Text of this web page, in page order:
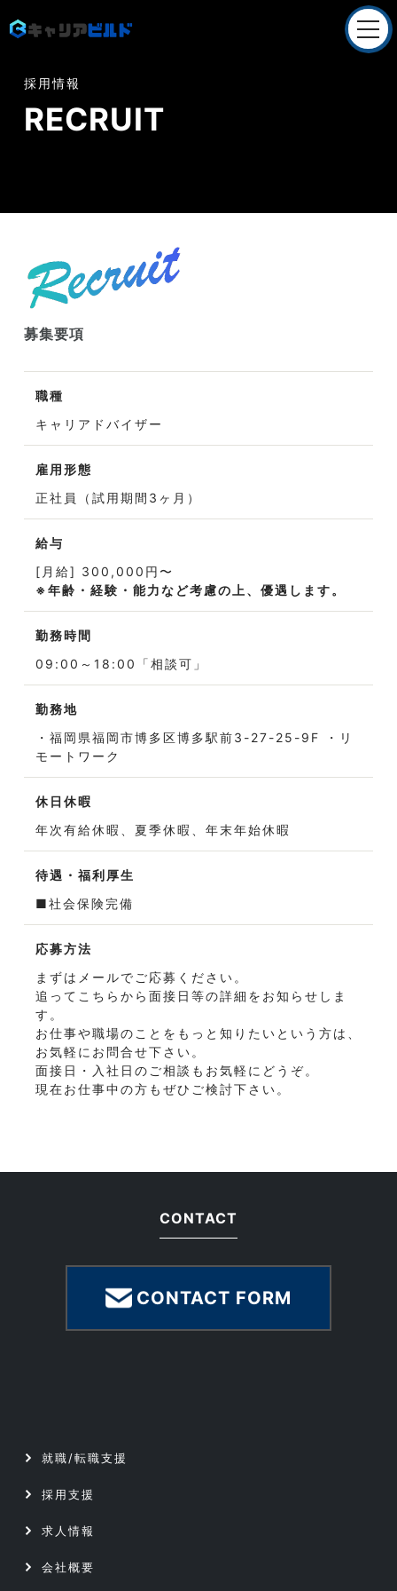
採用情報
RECRUIT
募集要項
職種
キャリアドバイザー
雇用形態
正社員（試用期間3ヶ月）
給与
[月給] 300,000円〜
※年齢・経験・能力など考慮の上、優遇します。
勤務時間
09:00～18:00「相談可」
勤務地
・福岡県福岡市博多区博多駅前3-27-25-9F ・リ
モートワーク
休日休暇
年次有給休暇、夏季休暇、年末年始休暇
待遇・福利厚生
■社会保険完備
応募方法
まずはメールでご応募ください。
追ってこちらから面接日等の詳細をお知らせしま
す。
お仕事や職場のことをもっと知りたいという方は、
お気軽にお問合せ下さい。
面接日・入社日のご相談もお気軽にどうぞ。
現在お仕事中の方もぜひご検討下さい。
CONTACT
CONTACT FORM
就職/転職支援
採用支援
求人情報
会社概要
Company
会社概要
Service
Recruit
採用情報
News
Media
転職メディア